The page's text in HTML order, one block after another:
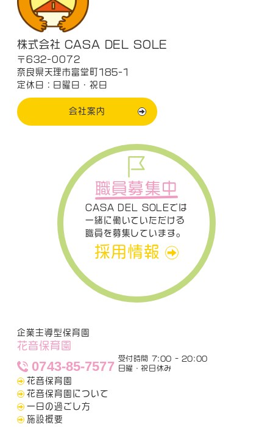
株式会社 CASA DEL SOLE
〒632-0072
奈良県天理市富堂町185-1
定休日：日曜日・祝日
会社案内
職員募集中
CASA DEL SOLEでは
一緒に働いていただける
職員を募集しています。
採用情報
企業主導型保育園
花音保育園
0743-85-7577
受付時間 7:00 - 20:00
日曜・祝日休み
花音保育園
花音保育園について
一日の過ごし方
施設概要